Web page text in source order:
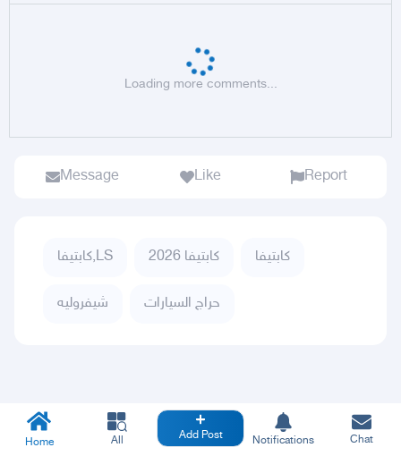
Loading more comments...
Message Like Report
كابتيفا,LS كابتيفا 2026 كابتيفا
شيفروليه حراج السيارات
Home All Add Post Notifications Chat